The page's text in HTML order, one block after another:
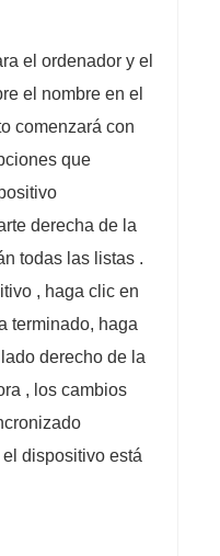
el ordenador y el
el nombre en el
comenzará con
que
derecha de la
todas las listas .
, haga clic en
terminado, haga
derecho de la
, los cambios
dispositivo está